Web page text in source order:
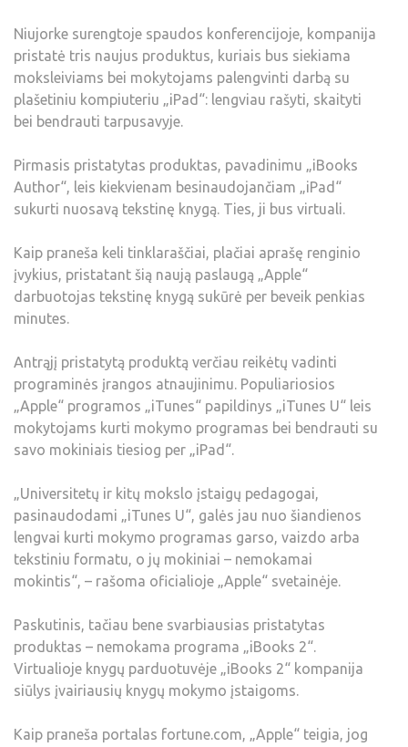
Niujorke surengtoje spaudos konferencijoje, kompanija
pristatė tris naujus produktus, kuriais bus siekiama
moksleiviams bei mokytojams palengvinti darbą su
plašetiniu kompiuteriu „iPad“: lengviau rašyti, skaityti
bei bendrauti tarpusavyje.
Pirmasis pristatytas produktas, pavadinimu „iBooks
Author“, leis kiekvienam besinaudojančiam „iPad“
sukurti nuosavą tekstinę knygą. Ties, ji bus virtuali.
Kaip praneša keli tinklaraščiai, plačiai aprašę renginio
įvykius, pristatant šią naują paslaugą „Apple“
darbuotojas tekstinę knygą sukūrė per beveik penkias
minutes.
Antrąjį pristatytą produktą verčiau reikėtų vadinti
programinės įrangos atnaujinimu. Populiariosios
„Apple“ programos „iTunes“ papildinys „iTunes U“ leis
mokytojams kurti mokymo programas bei bendrauti su
savo mokiniais tiesiog per „iPad“.
„Universitetų ir kitų mokslo įstaigų pedagogai,
pasinaudodami „iTunes U“, galės jau nuo šiandienos
lengvai kurti mokymo programas garso, vaizdo arba
tekstiniu formatu, o jų mokiniai – nemokamai
mokintis“, – rašoma oficialioje „Apple“ svetainėje.
Paskutinis, tačiau bene svarbiausias pristatytas
produktas – nemokama programa „iBooks 2“.
Virtualioje knygų parduotuvėje „iBooks 2“ kompanija
siūlys įvairiausių knygų mokymo įstaigoms.
Kaip praneša portalas fortune.com, „Apple“ teigia, jog